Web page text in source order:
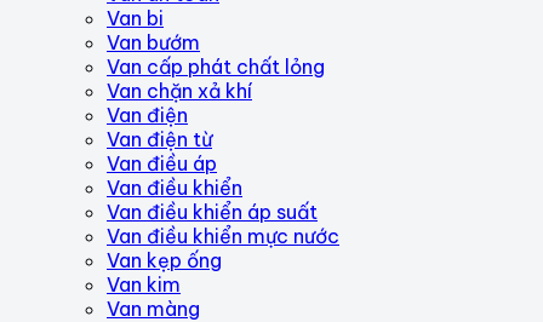
Van bi
Van bướm
Van cấp phát chất lỏng
Van chặn xả khí
Van điện
Van điện từ
Van điều áp
Van điều khiển
Van điều khiển áp suất
Van điều khiển mực nước
Van kẹp ống
Van kim
Van màng